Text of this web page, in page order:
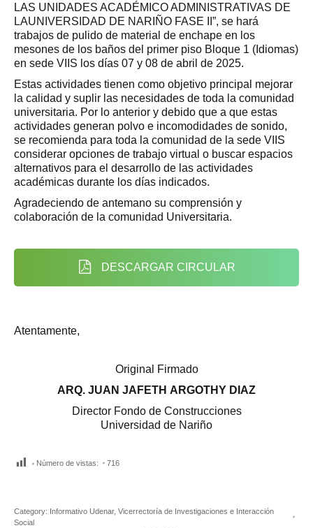
LAS UNIDADES ACADÉMICO ADMINISTRATIVAS DE
LAUNIVERSIDAD DE NARIÑO FASE II”, se hará
trabajos de pulido de material de enchape en los
mesones de los baños del primer piso Bloque 1 (Idiomas)
en sede VIIS los días 07 y 08 de abril de 2025.
Estas actividades tienen como objetivo principal mejorar
la calidad y suplir las necesidades de toda la comunidad
universitaria. Por lo anterior y debido que a que estas
actividades generan polvo e incomodidades de sonido,
se recomienda para toda la comunidad de la sede VIIS
considerar opciones de trabajo virtual o buscar espacios
alternativos para el desarrollo de las actividades
académicas durante los días indicados.
Agradeciendo de antemano su comprensión y
colaboración de la comunidad Universitaria.
DESCARGAR CIRCULAR
Atentamente,
Original Firmado
ARQ. JUAN JAFETH ARGOTHY DIAZ
Director Fondo de Construcciones
Universidad de Nariño
Número de vistas: 716
Category: Informativo Udenar, Vicerrectoría de Investigaciones e Interacción
Social